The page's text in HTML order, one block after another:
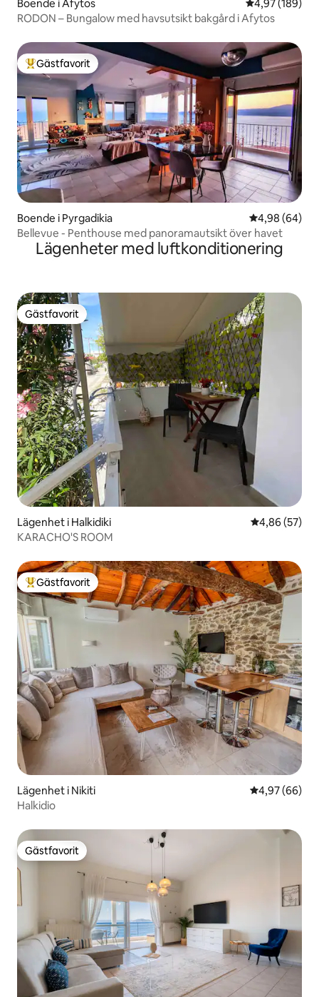
Boende i Afytos 4,97 av 5 i
4,97 (189)
RODON – Bungalow med havsutsikt bakgård i Afytos
Populär gästfavorit
Gästfavorit
Boende i Pyrgadikia 4,98 av 5 i
4,98 (64)
Bellevue - Penthouse med panoramautsikt över havet
Lägenheter med luftkonditionering
Gästfavorit
Gästfavorit
Lägenhet i Halkidiki 4,86 av 5 i
4,86 (57)
KARACHO'S ROOM
Populär gästfavorit
Gästfavorit
Lägenhet i Nikiti 4,97 av 5 i
4,97 (66)
Halkidio
Gästfavorit
Gästfavorit